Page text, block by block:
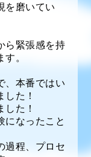
を磨いてい
ら緊張感を持
。
、本番ではい
た！
た！
になったこと
過程、プロセ